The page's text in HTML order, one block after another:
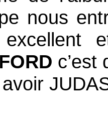
nous
excellent
c’est